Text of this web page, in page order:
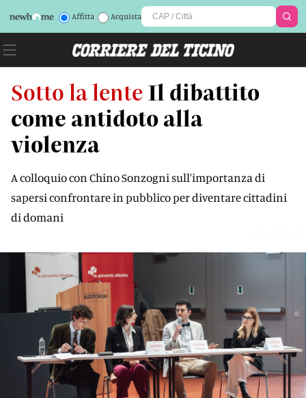
Affitta Acquista
Sotto la lente Il dibattito
come antidoto alla
violenza
A colloquio con Chino Sonzogni sull'importanza di
sapersi confrontare in pubblico per diventare cittadini
di domani